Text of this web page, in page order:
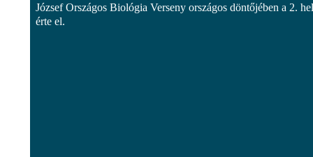
József Országos Biológia Verseny országos döntőjében a 2.
érte el.